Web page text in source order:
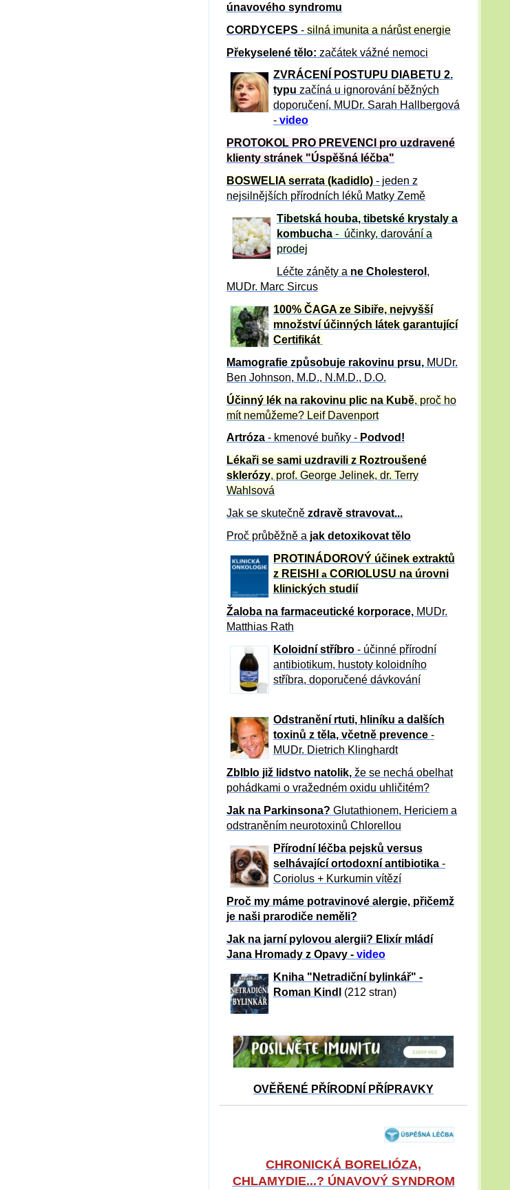
únavového syndromu
CORDYCEPS - silná imunita a nárůst energie
Překyselené tělo: začátek vážné nemoci
ZVRÁCE NÍ POSTUPU DIABETU 2.
typu začíná u ignorování běžných
doporučení, MUDr. Sarah Hallbergová
- video
PROTOKOL PRO PREVENCI pro uzdravené
klienty stránek "Úspěšná léčba"
BOSWELIA serrata (kadidlo) - jeden z
nejsilnějších přírodních léků Matky Země
Tibetská houba, tibetské krystaly a
kombucha - účinky, darování a
prodej
Léčte záněty a ne Cholesterol ,
MUDr. Marc Sircus
100% ČAGA ze Sibiře, nejvyšší
množství účinných látek garantující
Certifikát
Mamografie způsobuje rakovinu prsu, MUDr.
Ben Johnson, M.D., N.M.D., D.O.
Účinný lék na rakovinu plic na Kubě, proč ho
mít nemůžeme? Leif Davenport
Artróza - kmenové buňky - Podvod!
Lékaři se sami uzdravili z Roztroušené
sklerózy, prof. George Jelinek, dr. Terry
Wahlsová
Jak se skutečně zdravě stravovat...
Proč průběžně a jak detoxikovat tělo
PROTINÁDOROVÝ účinek extraktů
z REISHI a CORIOLUSU na úrovni
klinických studií
Žaloba na farmaceutické korporace, MUDr.
Matthias Rath
Koloidní stříbro- účinné přírodní
antibiotikum, hustoty koloidního
stříbra, doporučené dávkování
Odstranění rtuti, hliníku a dalších
toxinů z těla, včetně prevence -
MUDr. Dietrich Klinghardt
Zblblo již lidstvo natolik, že se nechá obelhat
pohádkami o vražedném oxidu uhličitém?
Jak na Parkinsona? Glutathionem, Hericiem a
odstraněním neurotoxinů Chlorellou
Přírodní léčba pejsků versus
selhávající ortodoxní antibiotika -
Coriolus + Kurkumin vítězí
Proč my máme potravinové alergie, přičemž
je naši prarodiče neměli?
Jak na jarní pylovou alergii? Elixír mládí
Jana Hromady z Opavy - video
Kniha "Netradiční bylinkář" -
Roman Kindl
(212 stran)
OVĚŘENÉ PŘÍRODNÍ PŘÍPRAVKY
CHRONICKÁ BORELIÓZA,
CHLAMYDIE...? ÚNAVOVÝ SYNDROM